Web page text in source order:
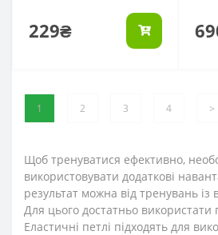
229₴
1 2 3 4 >
Щоб тренуватися ефективно,
використовувати додаткові
результат можна від тренувань із
Для цього достатньо використати
Еластичні петлі підходять для